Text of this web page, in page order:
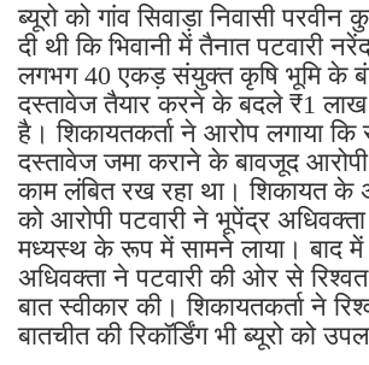
ब्यूरो को गांव सिवाड़ा निवासी परवीन
दी थी कि भिवानी में तैनात पटवारी
लगभग 40 एकड़ संयुक्त कृषि भूमि के
दस्तावेज तैयार करने के बदले ₹1 लाख
है। शिकायतकर्ता ने आरोप लगाया
दस्तावेज जमा कराने के बावजूद
काम लंबित रख रहा था। शिकायत के
को आरोपी पटवारी ने भूपेंद्र
मध्यस्थ के रूप में सामने लाया। बाद में
अधिवक्ता ने पटवारी की ओर से
बात स्वीकार की। शिकायतकर्ता ने
बातचीत की रिकॉर्डिंग भी ब्यूरो को